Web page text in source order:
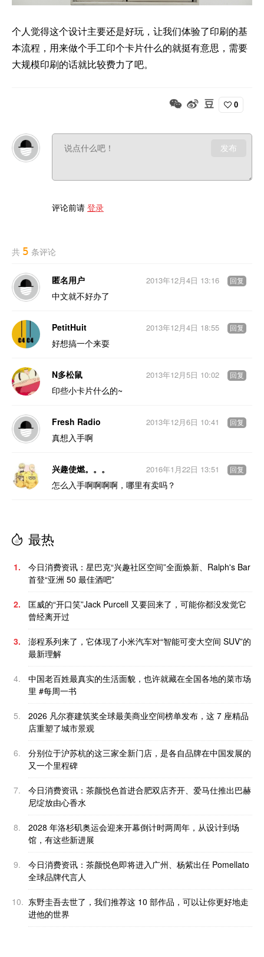
个人觉得这个设计主要还是好玩，让我们体验了印刷的基
本流程，用来做个手工印个卡片什么的就挺有意思，需要
大规模印刷的话就比较费力了吧。
0
发布
评论前请 登录
共 5 条评论
匿名用户
中文就不好办了
2013年12月4日 13:16 回复
PetitHuit
好想搞一个来耍
2013年12月4日 18:55 回复
N多松鼠
印些小卡片什么的~
2013年12月5日 10:02 回复
Fresh Radio
真想入手啊
2013年12月6日 10:41 回复
兴趣使燃。。。
怎么入手啊啊啊啊，哪里有卖吗？
2016年1月22日 13:51 回复
最热
1.
今日消费资讯：星巴克“兴趣社区空间”全面焕新、Ralph's Bar
首登“亚洲 50 最佳酒吧”
2.
匡威的“开口笑”Jack Purcell 又要回来了，可能你都没发觉它
曾经离开过
3.
澎程系列来了，它体现了小米汽车对“智能可变大空间 SUV”的
最新理解
4.
中国老百姓最真实的生活面貌，也许就藏在全国各地的菜市场
里 #每周一书
5.
2026 凡尔赛建筑奖全球最美商业空间榜单发布，这 7 座精品
店重塑了城市景观
6.
分别位于沪苏杭的这三家全新门店，是各自品牌在中国发展的
又一个里程碑
7.
今日消费资讯：茶颜悦色首进合肥双店齐开、爱马仕推出巴赫
尼绽放由心香水
8.
2028 年洛杉矶奥运会迎来开幕倒计时两周年，从设计到场
馆，有这些新进展
9.
今日消费资讯：茶颜悦色即将进入广州、杨紫出任 Pomellato
全球品牌代言人
10. 东野圭吾去世了，我们推荐这 10 部作品，可以让你更好地走
进他的世界